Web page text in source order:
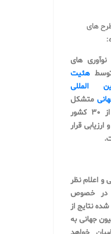
های
نوآوری های
توسطهئیت
المللی
متشکل
از ۳۵ نفر از ۳۰ کشور
قرار
و اعلام نظر
در خصوص
شده نتایج از
جهانی به